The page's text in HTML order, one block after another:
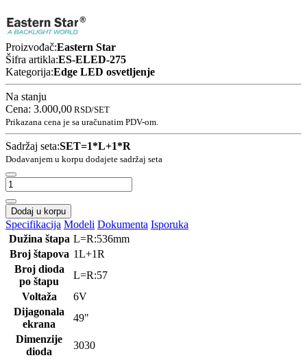
Proizvođač:Eastern Star
Šifra artikla:ES-ELED-275
Kategorija:Edge LED osvetljenje
Na stanju
Cena: 3.000,00 RSD/SET
Prikazana cena je sa uračunatim PDV-om.
Sadržaj seta:SET=1*L+1*R
Dodavanjem u korpu dodajete sadržaj seta
Dodaj u korpu
Specifikacija Modeli Dokumenta Isporuka
Dužina štapa L=R:536mm
Broj štapova 1L+1R
Broj dioda
po štapu
L=R:57
Voltaža
6V
Dijagonala
ekrana
49"
Dimenzije
dioda
3030